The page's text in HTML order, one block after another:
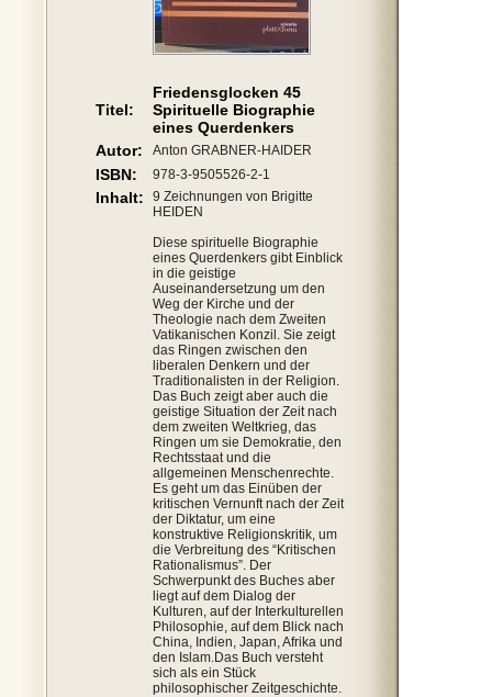
Titel:
Friedensglocken 45
Spirituelle Biographie
eines Querdenkers
Autor:
Anton GRABNER-HAIDER
ISBN: 978-3-9505526-2-1
Inhalt:
9 Zeichnungen von Brigitte
HEIDEN
Diese spirituelle Biographie
eines Querdenkers gibt Einblick
in die geistige
Auseinandersetzung um den
Weg der Kirche und der
Theologie nach dem Zweiten
Vatikanischen Konzil. Sie zeigt
das Ringen zwischen den
liberalen Denkern und der
Traditionalisten in der Religion.
Das Buch zeigt aber auch die
geistige Situation der Zeit nach
dem zweiten Weltkrieg, das
Ringen um sie Demokratie, den
Rechtsstaat und die
allgemeinen Menschenrechte.
Es geht um das Einüben der
kritischen Vernunft nach der Zeit
der Diktatur, um eine
konstruktive Religionskritik, um
die Verbreitung des “Kritischen
Rationalismus”. Der
Schwerpunkt des Buches aber
liegt auf dem Dialog der
Kulturen, auf der Interkulturellen
Philosophie, auf dem Blick nach
China, Indien, Japan, Afrika und
den Islam.Das Buch versteht
sich als ein Stück
philosophischer Zeitgeschichte.